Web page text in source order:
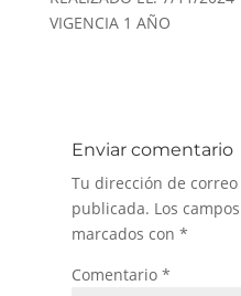
VIGENCIA 1 AÑO
Enviar comentario
Tu dirección de
publicada. Los
marcados con *
Comentario *